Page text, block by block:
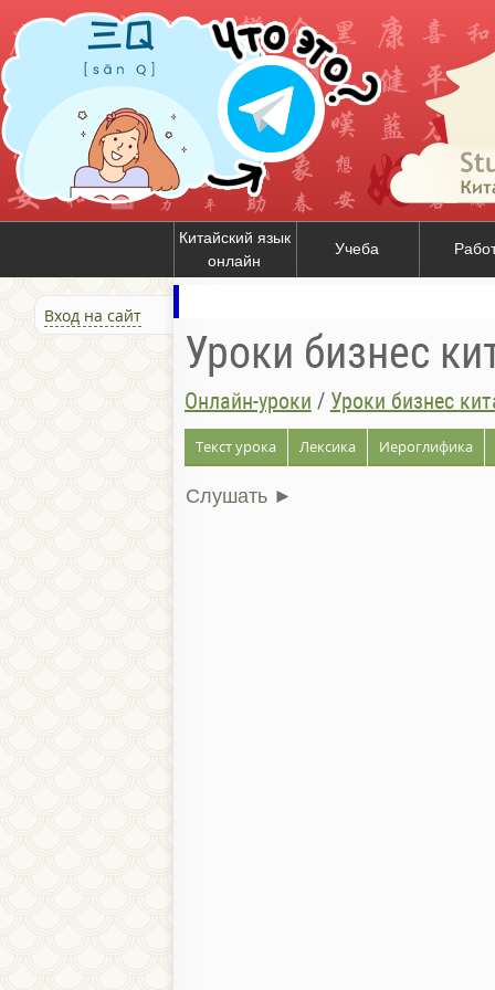
Китайский язык
онлайн
Учеба
Вход на сайт
Уроки бизнес
Онлайн-уроки / Уроки бизнес
Текст урока Лексика Иероглифика
Слушать ►